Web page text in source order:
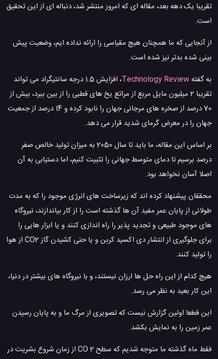
تقریبا یک دهه بعد، مقاله ای که امروز منتشر شد، دنباله ای از این تحقیق
است.
از آنجایی که ما همچنان هیچ مقیاسی را ارائه نداده ایم، وضعیت پیش
بینی شده بدتر نیز شده است.
به گفته Technology Review
، افزایش 1.5 درجه سانتیگراد می تواند
تقریبا 2 میلیون مایل مربع از مراتع یخ های قطبی را از بین ببرد، بیش از
70 درصد از صخره های مرجانی جهان را نابود کرده و 14 درصد از جمعیت
جهان را در معرض گرمای شدید قرار می دهد.
بر اساس این مقاله، ما باید تا سال 2050 به میزان تولید خالص صفر
درصد برسیم تا دمای متوسط ​​جهانی را تثبیت کنیم، اما دستیابی به آن
اصلا آسان نخواهد بود.
محققان پیشنهاد کرده اند که زیرساخت های انرژی موجود را که به مدت
طولانی از پایان عمر مفید آن ها گذشته است را از کار بیاندازند، نیروگاه
های موجود طبیعی و تجدید پذیر را راه اندازی کنند و یا ابزار هایی را
برای جلوگیری از انتشار دی اکسید کربن و یا حتی کشیدن گاز CO2 از هوا
را تولید کنند.
هیچ کدام از این راه حل ها ارزان نیستند، و با نیروگاه های بیشتر در دنیا،
این کار بعید به نظر می رسد.
این قطعا اولین گزارش نیست که تصویری از مرگ ما و به پایان رسیدن
عمر زمین را به نمایش بکشد.
فقط ماه گذشته ما متوجه شدیم که سطح CO 2 از زمان شروع بشریت در